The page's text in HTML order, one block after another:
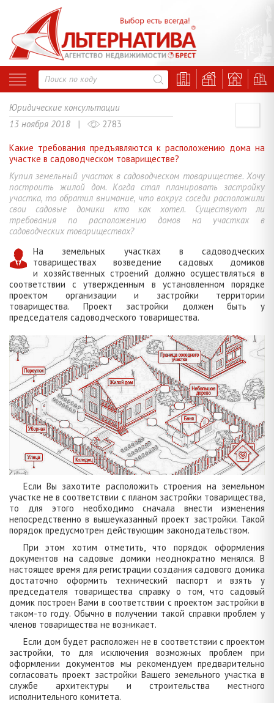
Юридические консультации
13 ноября 2018 |
2783
Какие требования предъявляются к расположению дома на
участке в садоводческом товариществе?
Купил земельный участок в садоводческом товариществе. Хочу
построить жилой дом. Когда стал планировать застройку
участка, то обратил внимание, что вокруг соседи расположили
свои садовые домики кто как хотел. Существуют ли
требования по расположению домов на участках в
садоводческих товариществах?
На земельных участках в садоводческих
товариществах возведение садовых домиков
и хозяйственных строений должно осуществляться в
соответствии с утвержденным в установленном порядке
проектом организации и застройки территории
товарищества. Проект застройки должен быть у
председателя садоводческого товарищества.
Если Вы захотите расположить строения на земельном
участке не в соответствии с планом застройки товарищества,
то для этого необходимо сначала внести изменения
непосредственно в вышеуказанный проект застройки. Такой
порядок предусмотрен действующим законодательством.
При этом хотим отметить, что порядок оформления
документов на садовые домики неоднократно менялся. В
настоящее время для регистрации создания садового домика
достаточно оформить технический паспорт и взять у
председателя товарищества справку о том, что садовый
домик построен Вами в соответствии с проектом застройки в
таком-то году. Обычно в получении такой справки проблем у
членов товарищества не возникает.
Если дом будет расположен не в соответствии с проектом
застройки, то для исключения возможных проблем при
оформлении документов мы рекомендуем предварительно
согласовать проект застройки Вашего земельного участка в
службе архитектуры и строительства местного
исполнительного комитета.